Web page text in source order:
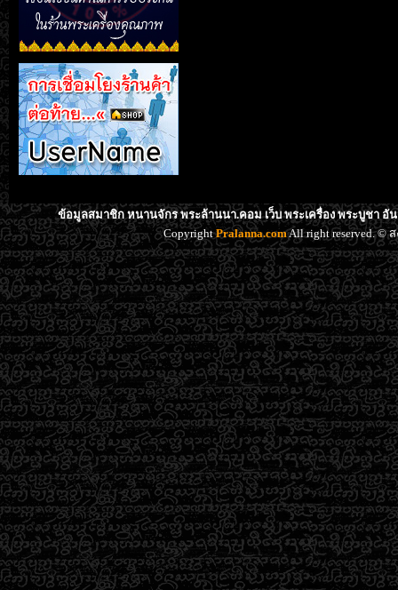
ข้อมูลสมาชิก หนานจักร พระล้านนา.คอม เว็บ พระเครื่อง พระบูชา อั
CopyrightPralanna.comAll right reserved. ©